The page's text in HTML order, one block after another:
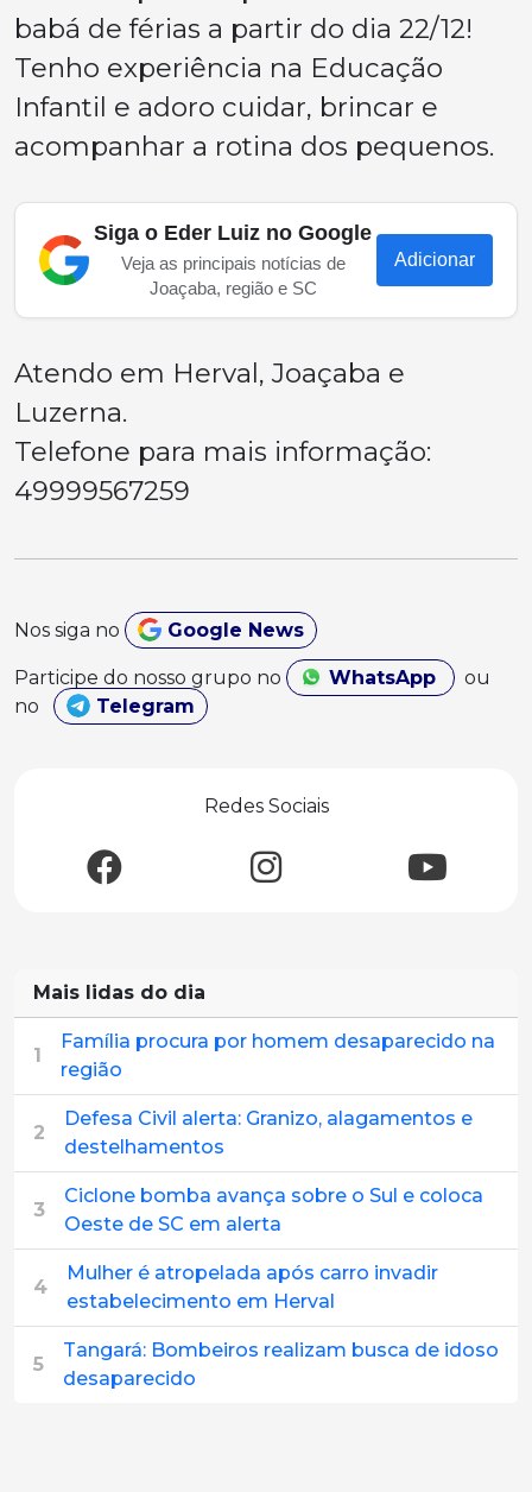
babá de férias a partir do dia 22/12!
Tenho experiência na Educação
Infantil e adoro cuidar, brincar e
acompanhar a rotina dos pequenos.
Siga o Eder Luiz no Google
Veja as principais notícias de
Joaçaba, região e SC
Adicionar
Atendo em Herval, Joaçaba e
Luzerna.
Telefone para mais informação:
49999567259
Nos siga no Google News
Participe do nosso grupo no WhatsApp
ou
no
Telegram
Redes Sociais
Mais lidas do dia
1
Família procura por homem desaparecido na
região
2
Defesa Civil alerta: Granizo, alagamentos e
destelhamentos
3
Ciclone bomba avança sobre o Sul e coloca
Oeste de SC em alerta
4
Mulher é atropelada após carro invadir
estabelecimento em Herval
5
Tangará: Bombeiros realizam busca de idoso
desaparecido